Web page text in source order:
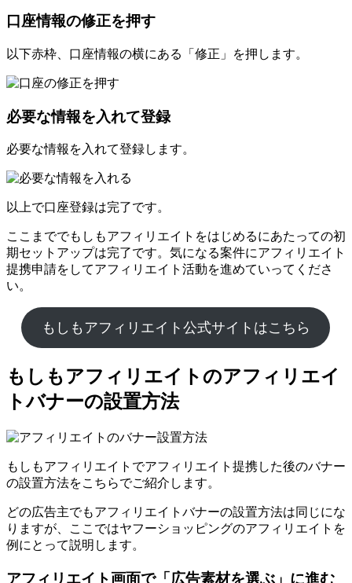
口座情報の修正を押す
以下赤枠、口座情報の横にある「修正」を押します。
必要な情報を入れて登録
必要な情報を入れて登録します。
以上で口座登録は完了です。
ここまででもしもアフィリエイトをはじめるにあたっての初
期セットアップは完了です。気になる案件にアフィリエイト
提携申請をしてアフィリエイト活動を進めていってくださ
い。
もしもアフィリエイト公式サイトはこちら
もしもアフィリエイトのアフィリエイ
トバナーの設置方法
もしもアフィリエイトでアフィリエイト提携した後のバナー
の設置方法をこちらでご紹介します。
どの広告主でもアフィリエイトバナーの設置方法は同じにな
りますが、ここではヤフーショッピングのアフィリエイトを
例にとって説明します。
アフィリエイト画面で「広告素材を選ぶ」に進む